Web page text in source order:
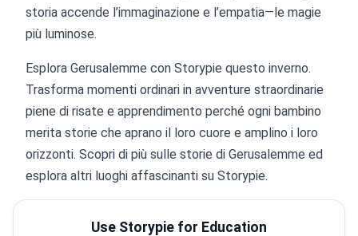
storia accende l’immaginazione e l’empatia—le magie
più luminose.
Esplora Gerusalemme con Storypie questo inverno.
Trasforma momenti ordinari in avventure straordinarie
piene di risate e apprendimento perché ogni bambino
merita storie che aprano il loro cuore e amplino i loro
orizzonti. Scopri di più sulle storie di Gerusalemme ed
esplora altri luoghi affascinanti su Storypie.
Use Storypie for Education